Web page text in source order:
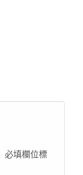
必填欄位標